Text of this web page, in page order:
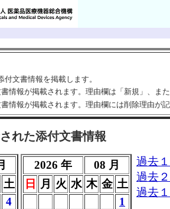
文書情報を掲載します。
情報が掲載されます。理由欄は「新規」、ま
情報が掲載されます。理由欄には削除理由が
れた添付文書情報
土
4
2026 年
08 月
日
月 火 水 木 金 土
1
過去
過去
過去